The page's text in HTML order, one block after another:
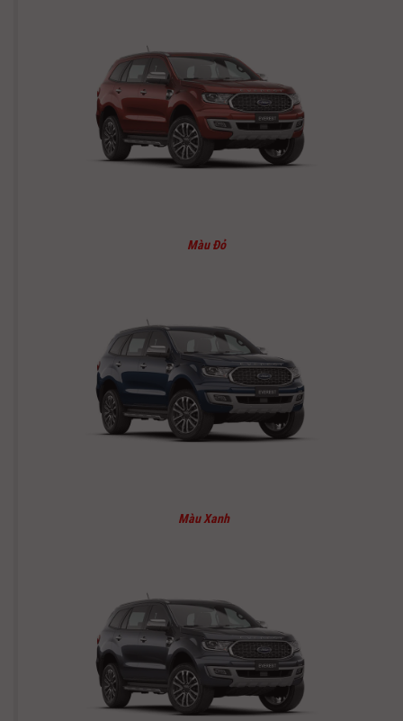
Màu Đỏ
Màu Xanh